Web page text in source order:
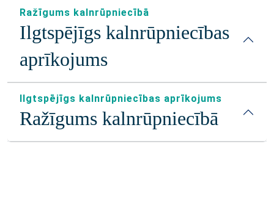
Ražīgums kalnrūpniecībā
Ilgtspējīgs kalnrūpniecības
aprīkojums
Ilgtspējīgs kalnrūpniecības aprīkojums
Ražīgums kalnrūpniecībā